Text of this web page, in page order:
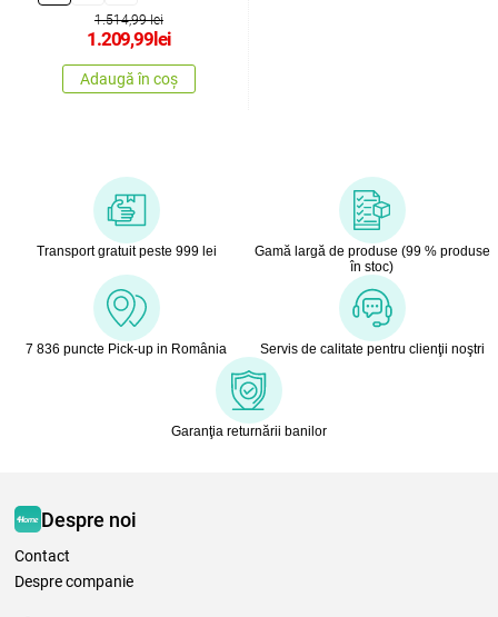
1.514,99 lei
1.209,99lei
Adaugă în coș
Transport gratuit peste 999 lei
Gamă largă de produse (99 % produse
în stoc)
7 836 puncte Pick-up in România Servis de calitate pentru clienţii noştri
Garanţia returnării banilor
Despre noi
Contact
Despre companie